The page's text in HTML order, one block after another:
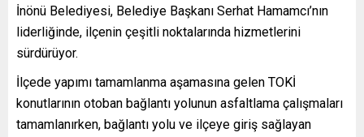
İnönü Belediyesi, Belediye Başkanı Serhat Hamamcı’nın
liderliğinde, ilçenin çeşitli noktalarında hizmetlerini
sürdürüyor.
İlçede yapımı tamamlanma aşamasına gelen TOKİ
konutlarının otoban bağlantı yolunun asfaltlama çalışmaları
tamamlanırken, bağlantı yolu ve ilçeye giriş sağlayan